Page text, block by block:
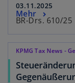
03.11.2025
BR-Drs. 610/25
Mehr
KPMG Tax News -